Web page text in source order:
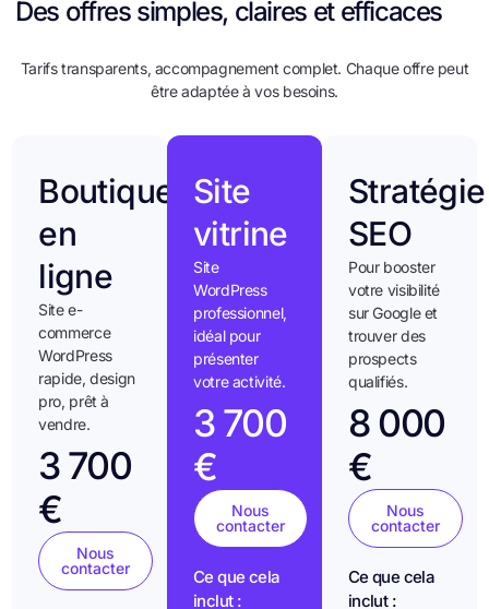
Des offres simples, claires et efficaces
Tarifs transparents, accompagnement complet. Chaque offre peut
être adaptée à vos besoins.
Boutique
en
ligne
Site e-
commerce
WordPress
rapide, design
pro, prêt à
vendre.
3 700
€
Nous
contacter
Site
vitrine
Site
WordPress
professionnel,
idéal pour
présenter
votre activité.
3 700
€
Nous
contacter
Ce que cela
inclut :
Stratégie
SEO
Pour booster
votre visibilité
sur Google et
trouver des
prospects
qualifiés.
8 000
€
Nous
contacter
Ce que cela
inclut :